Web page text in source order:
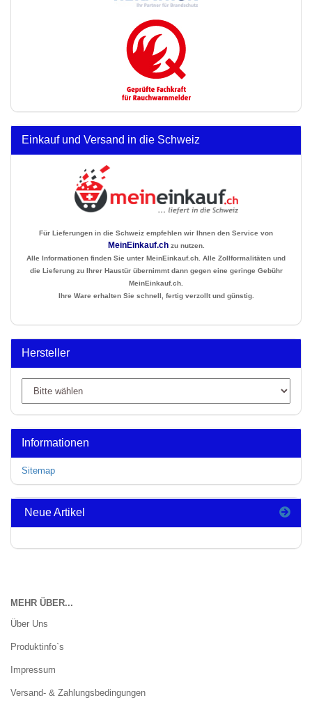
Einkauf und Versand in die Schweiz
Für Lieferungen in die Schweiz empfehlen wir Ihnen den Service von
MeinEinkauf.chzu nutzen.
Alle Informationen finden Sie unter MeinEinkauf.ch. Alle Zollformalitäten und
die Lieferung zu Ihrer Haustür übernimmt dann gegen eine geringe Gebühr
MeinEinkauf.ch.
Ihre Ware erhalten Sie schnell, fertig verzollt und günstig.
Hersteller
Informationen
Sitemap
Neue Artikel
MEHR ÜBER...
Über Uns
Produktinfo`s
Impressum
Versand- & Zahlungsbedingungen